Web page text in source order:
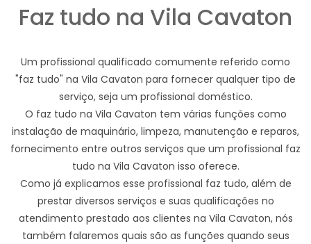
Faz tudo na Vila Cavaton
Um profissional qualificado comumente referido como
"faz tudo" na Vila Cavaton para fornecer qualquer tipo de
serviço, seja um profissional doméstico.
O faz tudo na Vila Cavaton tem várias funções como
instalação de maquinário, limpeza, manutenção e reparos,
fornecimento entre outros serviços que um profissional faz
tudo na Vila Cavaton isso oferece.
Como já explicamos esse profissional faz tudo, além de
prestar diversos serviços e suas qualificações no
atendimento prestado aos clientes na Vila Cavaton, nós
também falaremos quais são as funções quando seus